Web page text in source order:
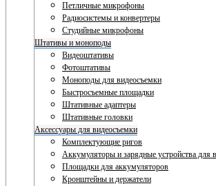
Петличные микрофоны
Радиосистемы и конвертеры
Студийные микрофоны
Штативы и моноподы
Видеоштативы
Фотоштативы
Моноподы для видеосъемки
Быстросъемные площадки
Штативные адаптеры
Штативные головки
Аксессуары для видеосъемки
Комплектующие ригов
Аккумуляторы и зарядные устройства для
Площадки для аккумуляторов
Кронштейны и держатели